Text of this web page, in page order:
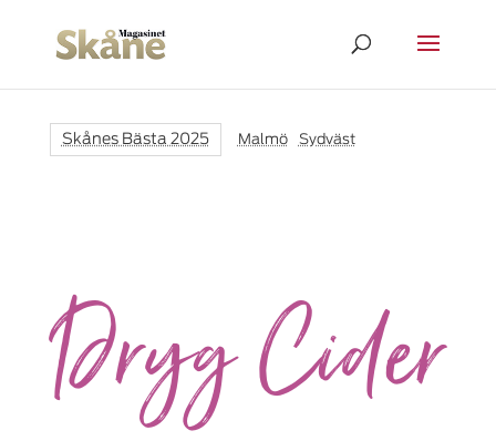
Skånes Bästa 2025 Malmö| Sydväst
Dryg Cider